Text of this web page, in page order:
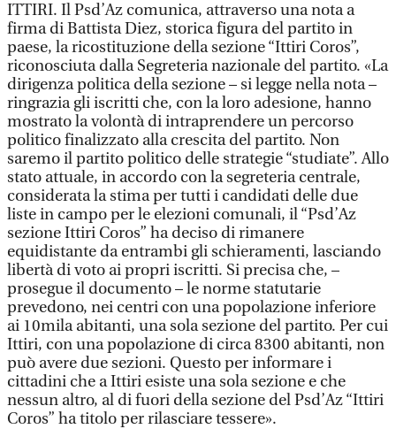
ITTIRI. Il Psd’Az comunica, attraverso una nota a
firma di Battista Diez, storica figura del partito in
paese, la ricostituzione della sezione “Ittiri Coros”,
riconosciuta dalla Segreteria nazionale del partito. «La
dirigenza politica della sezione – si legge nella nota –
ringrazia gli iscritti che, con la loro adesione, hanno
mostrato la volontà di intraprendere un percorso
politico finalizzato alla crescita del partito. Non
saremo il partito politico delle strategie “studiate”. Allo
stato attuale, in accordo con la segreteria centrale,
considerata la stima per tutti i candidati delle due
liste in campo per le elezioni comunali, il “Psd’Az
sezione Ittiri Coros” ha deciso di rimanere
equidistante da entrambi gli schieramenti, lasciando
libertà di voto ai propri iscritti. Si precisa che, –
prosegue il documento – le norme statutarie
prevedono, nei centri con una popolazione inferiore
ai 10mila abitanti, una sola sezione del partito. Per cui
Ittiri, con una popolazione di circa 8300 abitanti, non
può avere due sezioni. Questo per informare i
cittadini che a Ittiri esiste una sola sezione e che
nessun altro, al di fuori della sezione del Psd’Az “Ittiri
Coros” ha titolo per rilasciare tessere».